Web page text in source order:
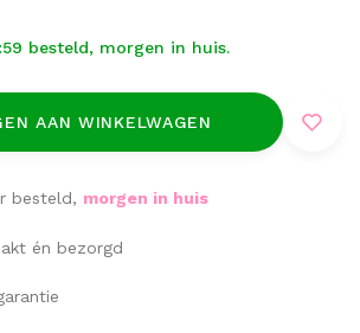
besteld, morgen in huis.
AAN WINKELWAGEN
besteld, morgen in huis
én bezorgd